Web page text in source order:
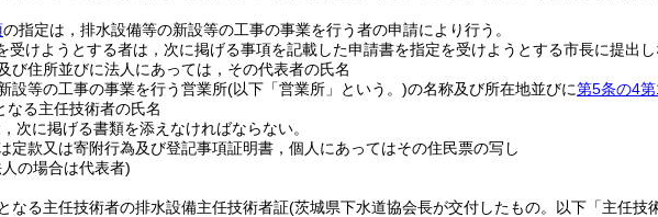
の指定は，排水設備等の新設等の工事の事業を行う者の申請により行う。
受けようとする者は，次に掲げる事項を記載した申請書を指定を受けようとする市長に提出し
び住所並びに法人にあっては，その代表者の氏名
設等の工事の事業を行う営業所(以下「営業所」という。)の名称及び所在地並びに第5条の4
なる主任技術者の氏名
次に掲げる書類を添えなければならない。
定款又は寄附行為及び登記事項証明書，個人にあってはその住民票の写し
の場合は代表者)
なる主任技術者の排水設備主任技術者証(茨城県下水道協会長が交付したもの。以下「主任技